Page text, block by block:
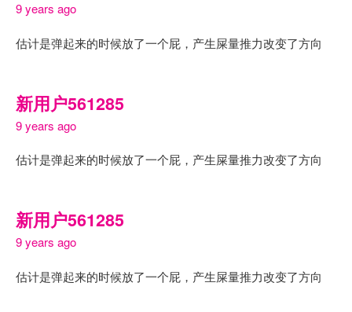
9 years ago
估计是弹起来的时候放了一个屁，产生屎量推力改变了方向
新用户561285
9 years ago
估计是弹起来的时候放了一个屁，产生屎量推力改变了方向
新用户561285
9 years ago
估计是弹起来的时候放了一个屁，产生屎量推力改变了方向